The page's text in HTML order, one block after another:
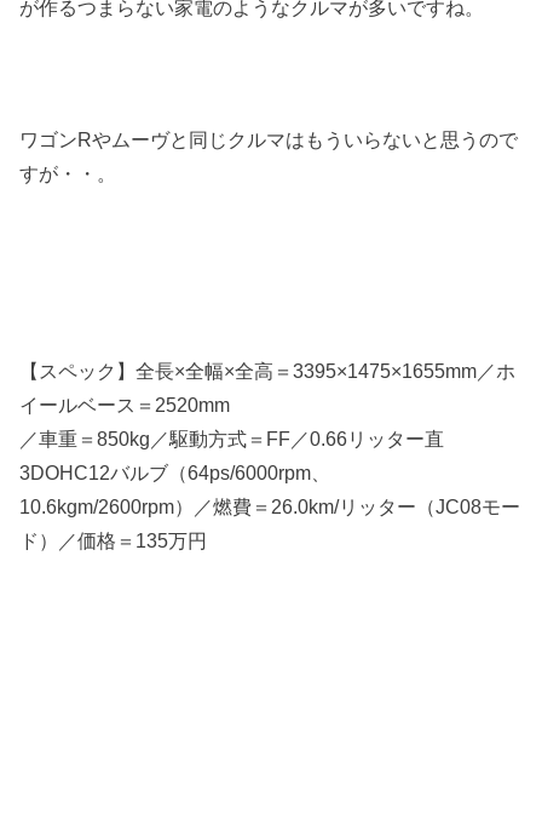
が作るつまらない家電のようなクルマが多いですね。
ワゴンRやムーヴと同じクルマはもういらないと思うので
すが・・。
【スペック】全長×全幅×全高＝3395×1475×1655mm／ホ
イールベース＝2520mm
／車重＝850kg／駆動方式＝FF／0.66リッター直
3DOHC12バルブ（64ps/6000rpm、
10.6kgm/2600rpm）／燃費＝26.0km/リッター（JC08モー
ド）／価格＝135万円